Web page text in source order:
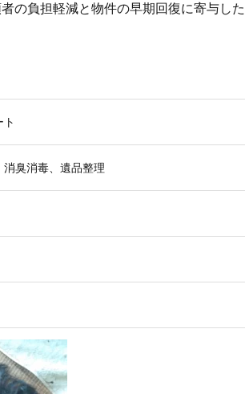
の負担軽減と物件の早期回復に寄与し
消臭消毒、遺品整理